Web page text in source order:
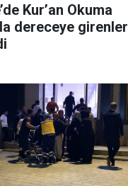
Kur’an Okuma
dereceye girenler